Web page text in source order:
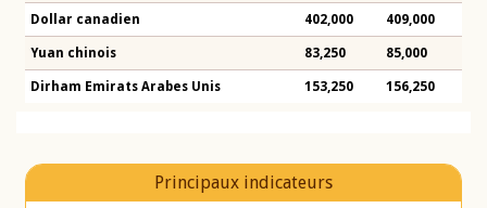
Dollar canadien 402,000 409,000
Yuan chinois 83,250 85,000
Dirham Emirats Arabes Unis 153,250 156,250
Principaux indicateurs